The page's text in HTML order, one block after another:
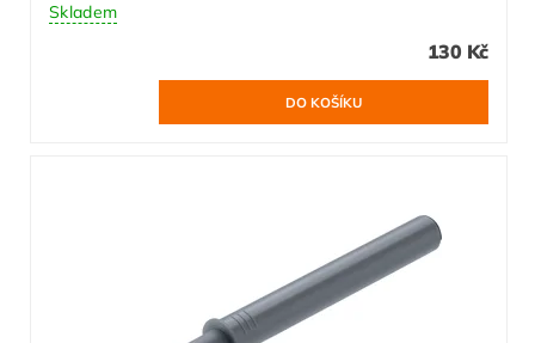
Skladem
130 Kč